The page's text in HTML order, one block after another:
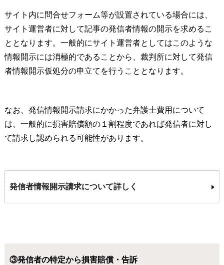
サイト内に問合せフォーム等が設置されている場合には、
サイト運営者に対して記事の発信者情報の開示を求めるこ
ととなります。一般的にサイト運営者としてはこのような
情報開示には消極的であることから、裁判所に対して発信
者情報開示仮処分の申立てを行うこととなります。
なお、発信情報開示請求にかかった弁護士費用について
は、一般的に損害賠償額の１割程度であれば発信者に対し
て請求し認められる可能性があります。
発信者情報開示請求について詳しく
③発信者の特定から損害賠償・告訴